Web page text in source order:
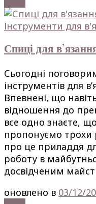
Інструменти для
Спиці для
Сьогодні
інструментів для
Впевнені, що
відношення до
все одно знаєте,
пропонуємо трохи
про це приладдя
роботу в
досвідченим
оновлено в 03/12/